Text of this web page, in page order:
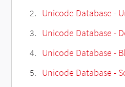
Unicode Database -
Unicode Database -
Unicode Database -
Unicode Database -